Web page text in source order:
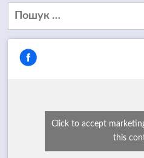
Пошук:
Click to accept
this